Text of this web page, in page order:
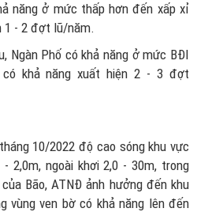
năng ở mức thấp hơn đến xấp xỉ
1 - 2 đợt lũ/năm.
Ngàn Phố có khả năng ở mức BĐI
khả năng xuất hiện 2 - 3 đợt
10/2022 độ cao sóng khu vực
2,0m, ngoài khơi 2,0 - 30m, trong
Bão, ATNĐ ảnh hưởng đến khu
vùng ven bờ có khả năng lên đến